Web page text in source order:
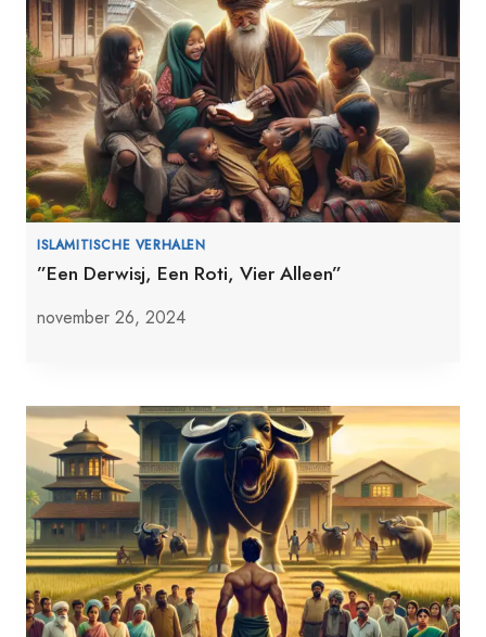
ISLAMITISCHE VERHALEN
”Een Derwisj, Een Roti, Vier Alleen”
november 26, 2024